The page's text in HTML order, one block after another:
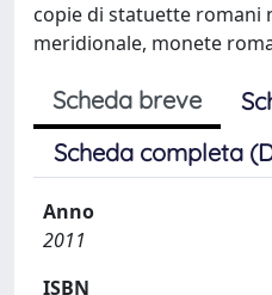
copie di statuette romani
meridionale, monete
Scheda breve
Scheda completa
Anno
2011
ISBN